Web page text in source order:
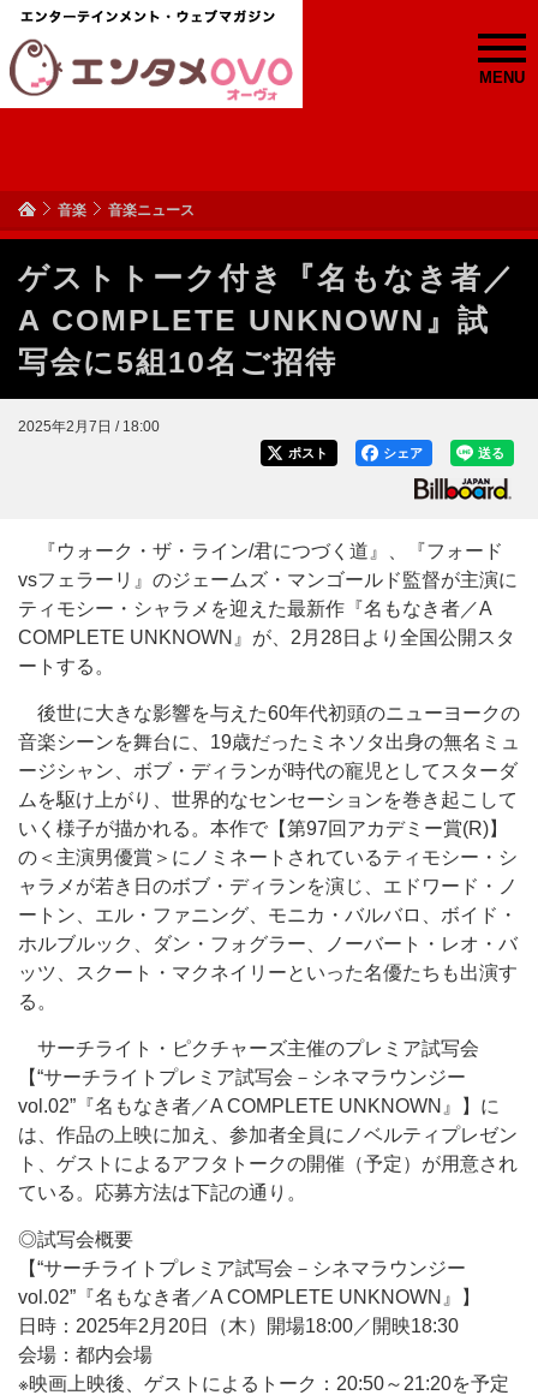
MENU
音楽 音楽ニュース
ゲストトーク付き『名もなき者／
A COMPLETE UNKNOWN』試
写会に5組10名ご招待
2025年2月7日 / 18:00
送る
シェア
ポスト
『ウォーク・ザ・ライン/君につづく道』、『フォード
vsフェラーリ』のジェームズ・マンゴールド監督が主演に
ティモシー・シャラメを迎えた最新作『名もなき者／A
COMPLETE UNKNOWN』が、2月28日より全国公開スタ
ートする。
後世に大きな影響を与えた60年代初頭のニューヨークの
音楽シーンを舞台に、19歳だったミネソタ出身の無名ミュ
ージシャン、ボブ・ディランが時代の寵児としてスターダ
ムを駆け上がり、世界的なセンセーションを巻き起こして
いく様子が描かれる。本作で【第97回アカデミー賞(R)】
の＜主演男優賞＞にノミネートされているティモシー・シ
ャラメが若き日のボブ・ディランを演じ、エドワード・ノ
ートン、エル・ファニング、モニカ・バルバロ、ボイド・
ホルブルック、ダン・フォグラー、ノーバート・レオ・バ
ッツ、スクート・マクネイリーといった名優たちも出演す
る。
サーチライト・ピクチャーズ主催のプレミア試写会
【“サーチライトプレミア試写会－シネマラウンジー
vol.02”『名もなき者／A COMPLETE UNKNOWN』】に
は、作品の上映に加え、参加者全員にノベルティプレゼン
ト、ゲストによるアフタトークの開催（予定）が用意され
ている。応募方法は下記の通り。
◎試写会概要
【“サーチライトプレミア試写会－シネマラウンジー
vol.02”『名もなき者／A COMPLETE UNKNOWN』】
日時：2025年2月20日（木）開場18:00／開映18:30
会場：都内会場
※映画上映後、ゲストによるトーク：20:50～21:20を予定